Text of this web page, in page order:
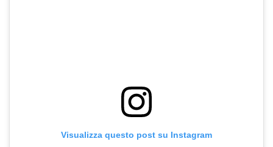
Visualizza questo post su Instagram